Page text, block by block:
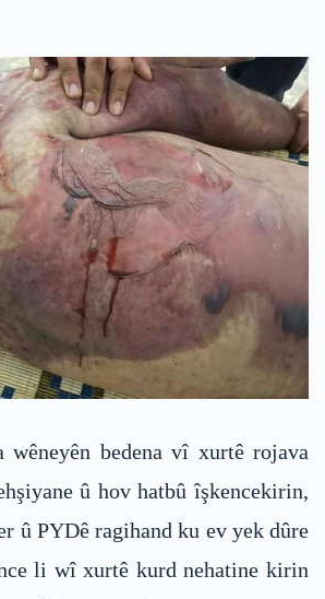
wêneyên bedena vî xurtê rojava
û hov hatbû îşkencekirin,
û PYDê ragihand ku ev yek dûre
li wî xurtê kurd nehatine kirin